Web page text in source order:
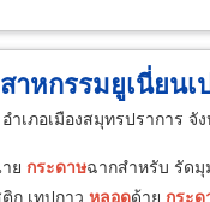
หกรรมยูเนี่ยนเ
ำเภอเมืองสมุทรปราการ จั
ย กระดาษฉากสำหรับ รัดมุ
ก เทปกาว หลอดด้าย กระ